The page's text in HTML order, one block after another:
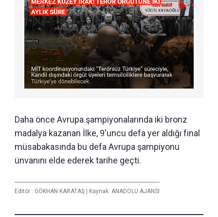
Daha önce Avrupa şampiyonalarında iki bronz
madalya kazanan İlke, 9'uncu defa yer aldığı final
müsabakasında bu defa Avrupa şampiyonu
ünvanını elde ederek tarihe geçti.
Editör : GÖKHAN KARATAŞ | Kaynak: ANADOLU AJANSI